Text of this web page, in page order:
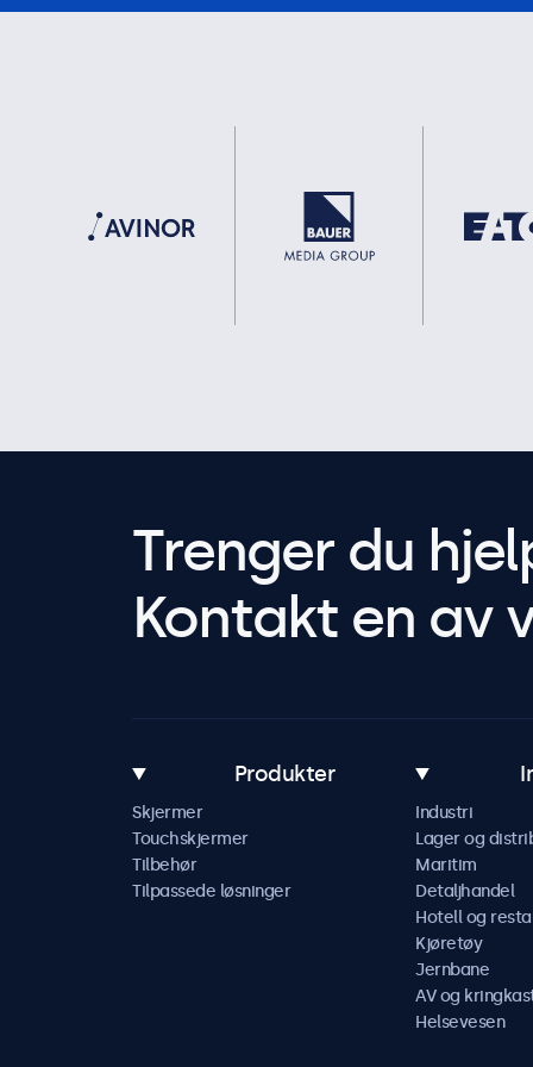
Trenger du
Kontakt en av
Produkter
Skjermer
Touchskjermer
Tilbehør
Tilpassede løsninger
Industri
Lager og
Maritim
Detaljhandel
Hotell og
Kjøretøy
Jernbane
AV og
Helsevesen